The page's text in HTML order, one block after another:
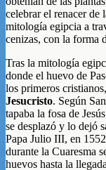
celebrar el renacer de
mitología egipcia a
cenizas, con la forma
Tras la mitología
donde el huevo de
los primeros
Jesucristo. Según
tapaba la fosa de
se desplazó y lo dejó
Papa Julio III, en
durante la Cuaresma
huevos hasta la